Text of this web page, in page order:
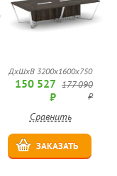
ДхШхВ 3200х1600х750
150 527
₽
177 090
₽
Сравнить
ЗАКАЗАТЬ